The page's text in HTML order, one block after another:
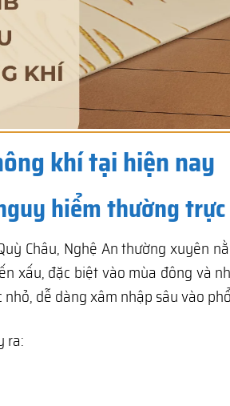
khí tại hiện nay
hiểm thường trực
Châu, Nghệ An thường xuyên
xấu, đặc biệt vào mùa đông và
dễ dàng xâm nhập sâu vào
ra: